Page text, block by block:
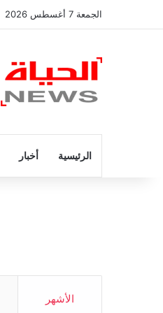
الجمعة 7 أغسطس 2026
الرئيسية أخبار
الأشهر